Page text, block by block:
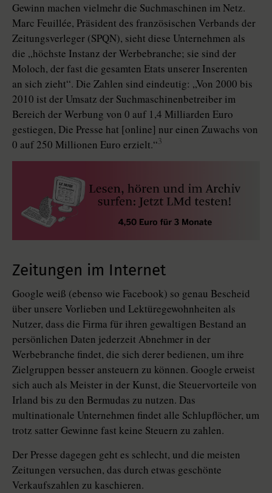
Gewinn machen vielmehr die Suchmaschinen im Netz.
Marc Feuillée, Präsident des französischen Verbands der
Zeitungsverleger (SPQN), sieht diese Unternehmen als
die „höchste Instanz der Werbebranche; sie sind der
Moloch, der fast die gesamten Etats unserer Inserenten
an sich zieht“. Die Zahlen sind eindeutig: „Von 2000 bis
2010 ist der Umsatz der Suchmaschinenbetreiber im
Bereich der Werbung von 0 auf 1,4 Milliarden Euro
gestiegen, Die Presse hat [online] nur einen Zuwachs von
0 auf 250 Millionen Euro erzielt.“3
Zeitungen im Internet
Google weiß (ebenso wie Facebook) so genau Bescheid
über unsere Vorlieben und Lektüregewohnheiten als
Nutzer, dass die Firma für ihren gewaltigen Bestand an
persönlichen Daten jederzeit Abnehmer in der
Werbebranche findet, die sich derer bedienen, um ihre
Zielgruppen besser ansteuern zu können. Google erweist
sich auch als Meister in der Kunst, die Steuervorteile von
Irland bis zu den Bermudas zu nutzen. Das
multinationale Unternehmen findet alle Schlupflöcher, um
trotz satter Gewinne fast keine Steuern zu zahlen.
Der Presse dagegen geht es schlecht, und die meisten
Zeitungen versuchen, das durch etwas geschönte
Verkaufszahlen zu kaschieren.